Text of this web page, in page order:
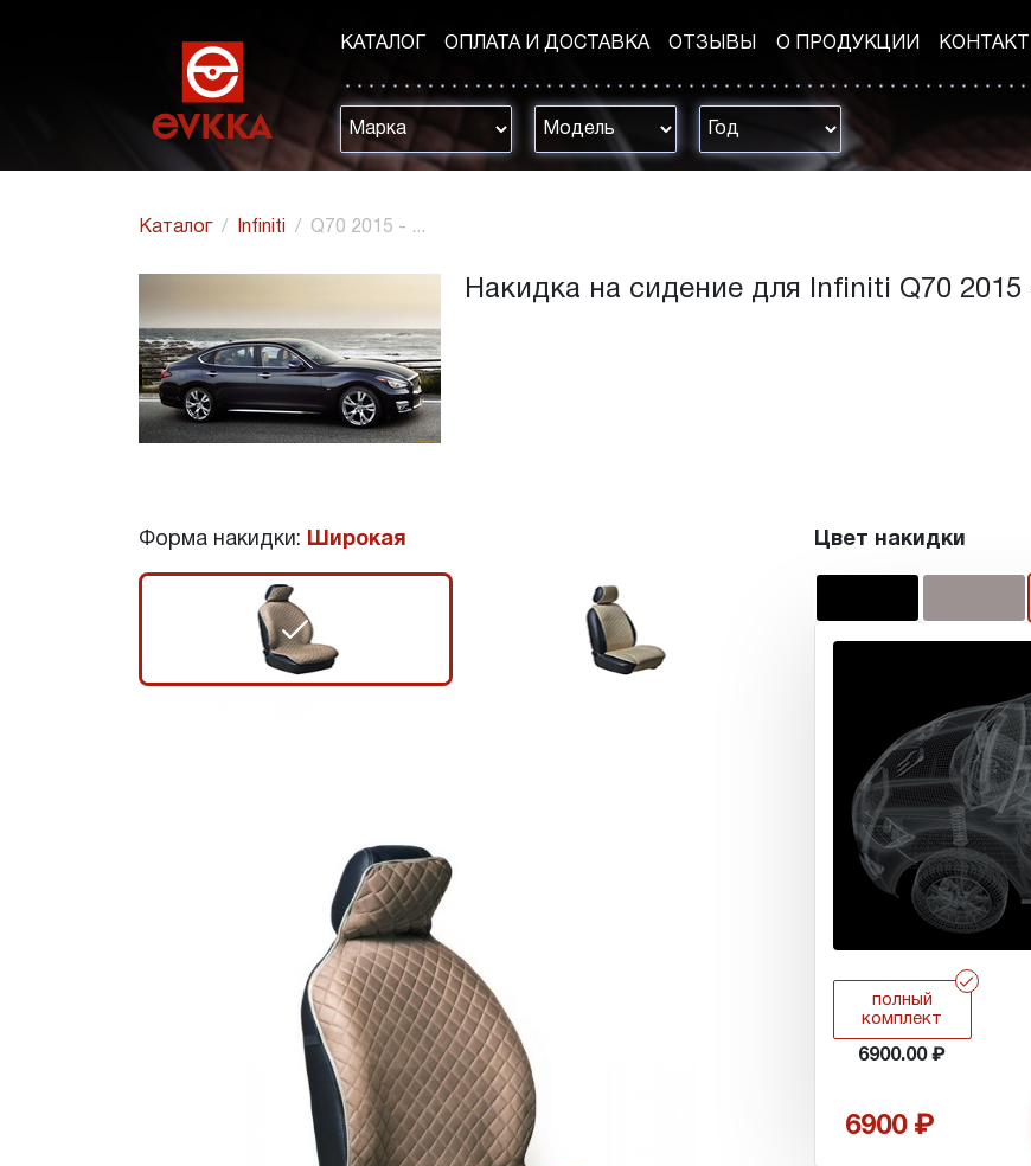
КАТАЛОГ ОПЛАТА И ДОСТАВКА ОТЗЫВЫ О ПРОДУКЦИИ
Каталог Infiniti Q70 2015 - ...
Накидка на сидение для Infiniti Q70 2015
Форма накидки: Широкая
r
Цвет накидки
r
полный
комплект
6900.00
6900